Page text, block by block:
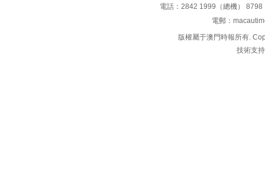
電話：2842 1999（總機）
電郵：
版權屬于澳門時報所有.
技術支